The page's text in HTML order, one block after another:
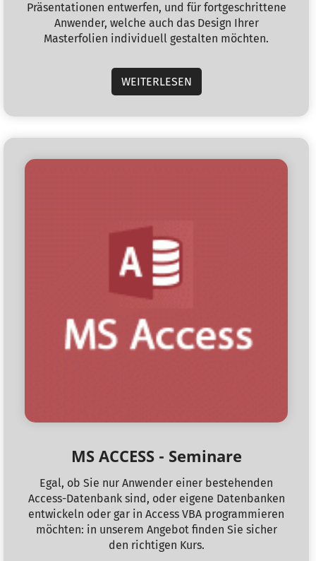
Präsentationen entwerfen, und für fortgeschrittene
Anwender, welche auch das Design Ihrer
Masterfolien individuell gestalten möchten.
WEITERLESEN
MS ACCESS - Seminare
Egal, ob Sie nur Anwender einer bestehenden
Access-Datenbank sind, oder eigene Datenbanken
entwickeln oder gar in Access VBA programmieren
möchten: in unserem Angebot finden Sie sicher
den richtigen Kurs.